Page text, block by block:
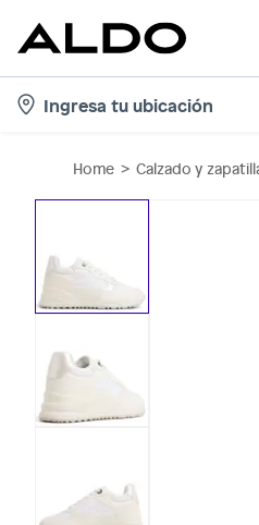
Ingresa tu ubicación
Home Calzado y